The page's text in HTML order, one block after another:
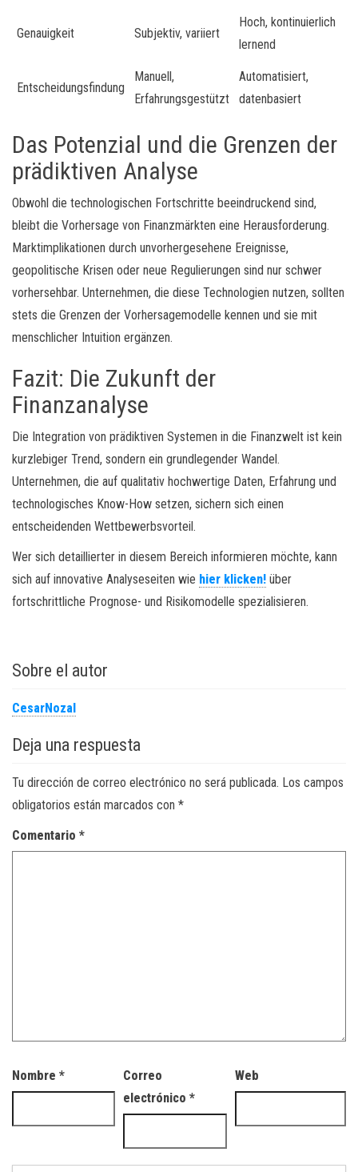
Genauigkeit Subjektiv, variiert
Hoch, kontinuierlich
lernend
Entscheidungsfindung
Manuell,
Erfahrungsgestützt
Automatisiert,
datenbasiert
Das Potenzial und die Grenzen der
prädiktiven Analyse
Obwohl die technologischen Fortschritte beeindruckend sind,
bleibt die Vorhersage von Finanzmärkten eine Herausforderung.
Marktimplikationen durch unvorhergesehene Ereignisse,
geopolitische Krisen oder neue Regulierungen sind nur schwer
vorhersehbar. Unternehmen, die diese Technologien nutzen, sollten
stets die Grenzen der Vorhersagemodelle kennen und sie mit
menschlicher Intuition ergänzen.
Fazit: Die Zukunft der
Finanzanalyse
Die Integration von prädiktiven Systemen in die Finanzwelt ist kein
kurzlebiger Trend, sondern ein grundlegender Wandel.
Unternehmen, die auf qualitativ hochwertige Daten, Erfahrung und
technologisches Know-How setzen, sichern sich einen
entscheidenden Wettbewerbsvorteil.
Wer sich detaillierter in diesem Bereich informieren möchte, kann
sich auf innovative Analyseseiten wie hier klicken! über
fortschrittliche Prognose- und Risikomodelle spezialisieren.
Sobre el autor
CesarNozal
Deja una respuesta
Tu dirección de correo electrónico no será publicada. Los campos
obligatorios están marcados con *
Comentario *
Nombre *
Correo
electrónico*
Web